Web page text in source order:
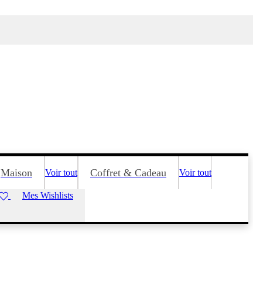
Maison Voir tout Coffret & Cadeau Voir tout
Mes Wishlists